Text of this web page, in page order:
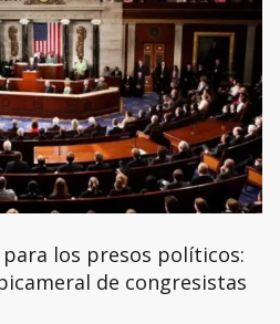
los presos políticos:
de congresistas